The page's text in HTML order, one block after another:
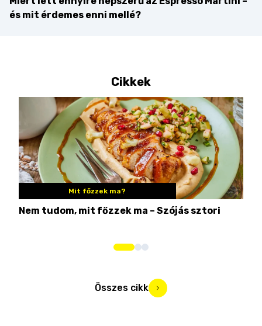
és mit érdemes enni mellé?
Cikkek
Mit főzzek ma?
Nem tudom, mit főzzek ma – Szójás sztori
Összes cikk